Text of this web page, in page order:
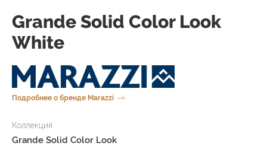
Grande Solid Color Look
White
Подробнее о бренде Marazzi
Коллекция
Grande Solid Color Look